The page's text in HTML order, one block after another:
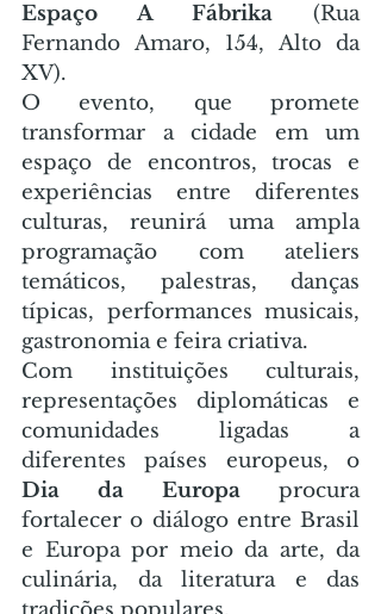
Espaço A Fábrika (Rua
Fernando Amaro, 154, Alto da
XV).
O evento, que promete
transformar a cidade em um
espaço de encontros, trocas e
experiências entre diferentes
culturas, reunirá uma ampla
programação com ateliers
temáticos, palestras, danças
típicas, performances musicais,
gastronomia e feira criativa.
Com instituições culturais,
representações diplomáticas e
comunidades ligadas a
Dia da Europa procura
fortalecer o diálogo entre Brasil
e Europa por meio da arte, da
culinária, da literatura e das